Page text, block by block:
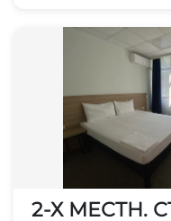
2-Х МЕСТН.